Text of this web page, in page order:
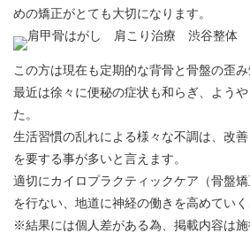
めの矯正がとても大切になります。
この方は現在も定期的な背骨と骨盤の歪み
最近は徐々に便秘の症状も和らぎ、よう
た。
生活習慣の乱れによる様々な不調は、改
を要する事が多いと言えます。
適切にカイロプラクティックケア（骨盤矯
を行ない、地道に神経の働きを高めていく
※結果には個人差がある為、掲載内容は